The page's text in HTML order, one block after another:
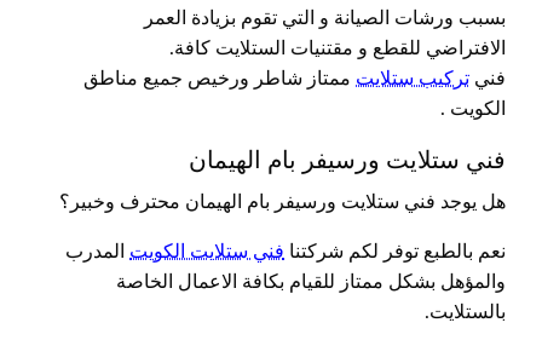
بسبب ورشات الصيانة و التي تقوم بزيادة العمر
الافتراضي للقطع و مقتنيات الستلايت كافة.
فني تركيب ستلايت ممتاز شاطر ورخيص جميع مناطق
الكويت .
فني ستلايت ورسيفر بام الهيمان
هل يوجد فني ستلايت ورسيفر بام الهيمان محترف وخبير؟
نعم بالطبع توفر لكم شركتنا فني ستلايت الكويت المدرب
والمؤهل بشكل ممتاز للقيام بكافة الاعمال الخاصة
بالستلايت.